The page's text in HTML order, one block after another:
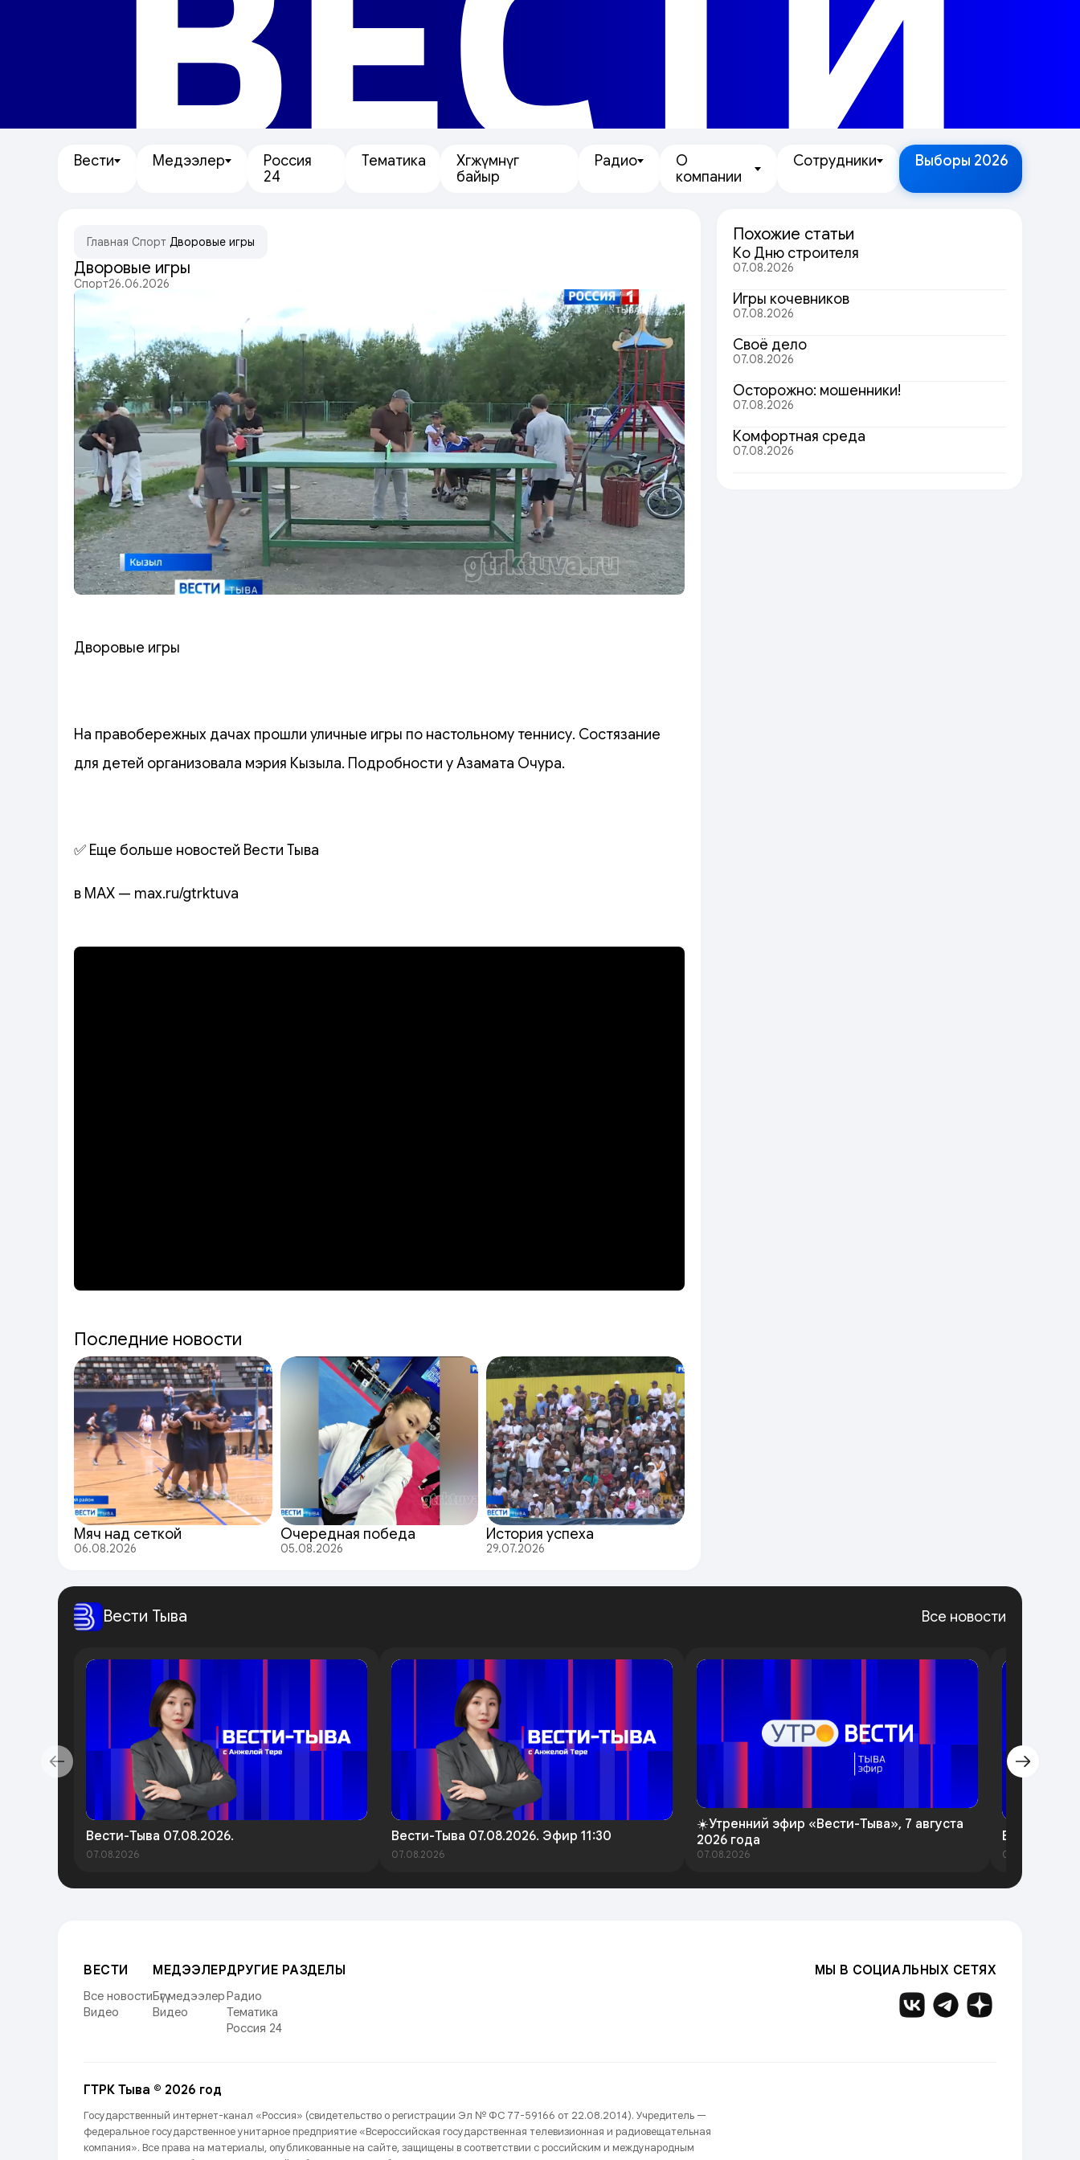
ВЕСТИ
Вести Медээлер
Россия
24
Тематика
Хөгжүмнүг
байыр
Радио
О
компании
Сотрудники Выборы 2026
Главная Спорт Дворовые игры
Дворовые игры
Спорт26.06.2026
Дворовые игры
На правобережных дачах прошли уличные игры по настольному теннису. Состязание
для детей организовала мэрия Кызыла. Подробности у Азамата Очура.
✅ Еще больше новостей Вести Тыва
в MAX — max.ru/gtrktuva
Последние новости
Мяч над сеткой
06.08.2026
Очередная победа
05.08.2026
История успеха
29.07.2026
Похожие статьи
Ко Дню строителя
07.08.2026
Игры кочевников
07.08.2026
Своё дело
07.08.2026
Осторожно: мошенники!
07.08.2026
Комфортная среда
07.08.2026
Вести Тыва Все новости
Вести-Тыва 07.08.2026.
07.08.2026
Вести-Тыва 07.08.2026. Эфир 11:30
07.08.2026
☀️Утренний эфир «Вести-Тыва», 7 августа
2026 года
07.08.2026
Вести-Тыва
06.08.2026
ВЕСТИ
Все новости
Видео
МЕДЭЭЛЕР
Бүгү медээлер
Видео
ДРУГИЕ РАЗДЕЛЫ
Радио
Тематика
Россия 24
МЫ В СОЦИАЛЬНЫХ СЕТЯХ
ГТРК Тыва © 2026 год
Государственный интернет-канал «Россия» (свидетельство о регистрации Эл № ФС 77-59166 от 22.08.2014). Учредитель —
федеральное государственное унитарное предприятие «Всероссийская государственная телевизионная и радиовещательная
компания». Все права на материалы, опубликованные на сайте, защищены в соответствии с российским и международным